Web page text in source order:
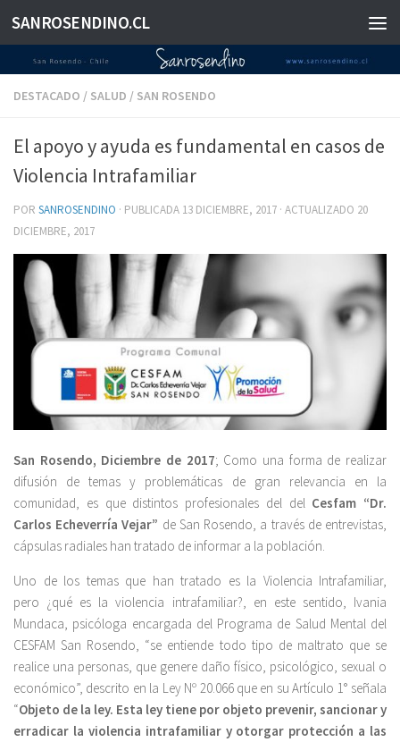
Saltar al contenido
SANROSENDINO.CL
DESTACADO / SALUD / SAN ROSENDO
El apoyo y ayuda es fundamental en casos de
Violencia Intrafamiliar
POR SANROSENDINO · PUBLICADA 13 DICIEMBRE, 2017 · ACTUALIZADO 20
DICIEMBRE, 2017
San Rosendo, Diciembre de 2017; Como una forma de realizar
difusión de temas y problemáticas de gran relevancia en la
comunidad, es que distintos profesionales del del Cesfam “Dr.
Carlos Echeverría Vejar” de San Rosendo, a través de entrevistas,
cápsulas radiales han tratado de informar a la población.
Uno de los temas que han tratado es la Violencia Intrafamiliar,
pero ¿qué es la violencia intrafamiliar?, en este sentido, Ivania
Mundaca, psicóloga encargada del Programa de Salud Mental del
CESFAM San Rosendo, “se entiende todo tipo de maltrato que se
realice una personas, que genere daño físico, psicológico, sexual o
económico”, descrito en la Ley Nº 20.066 que en su Artículo 1° señala
“Objeto de la ley. Esta ley tiene por objeto prevenir, sancionar y
erradicar la violencia intrafamiliar y otorgar protección a las